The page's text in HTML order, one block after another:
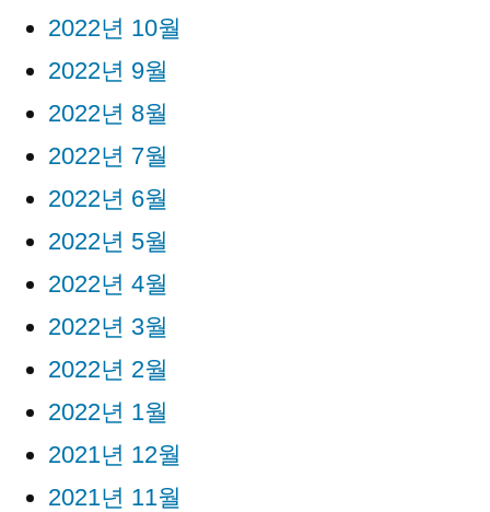
2022년 10월
2022년 9월
2022년 8월
2022년 7월
2022년 6월
2022년 5월
2022년 4월
2022년 3월
2022년 2월
2022년 1월
2021년 12월
2021년 11월